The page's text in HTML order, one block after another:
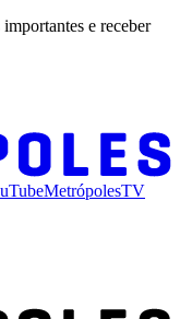
e receber
MetrópolesTV